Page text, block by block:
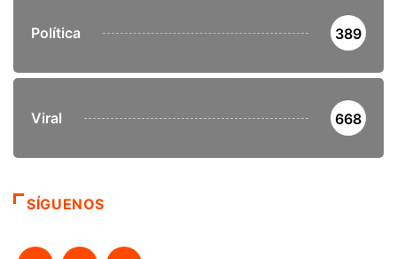
Política 389
Viral 668
SÍGUENOS